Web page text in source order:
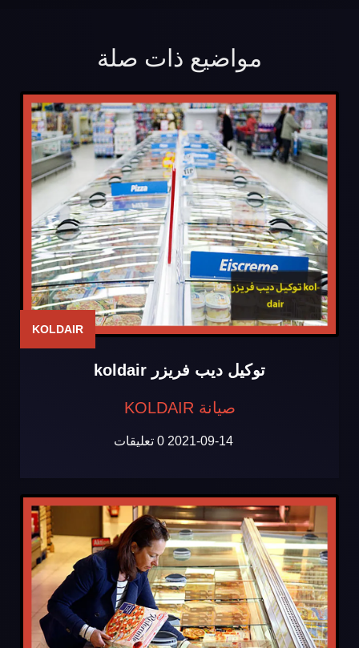
مواضيع ذات صلة
KOLDAIR
توكيل ديب فريزر koldair
صيانة KOLDAIR
2021-09-14 0 تعليقات